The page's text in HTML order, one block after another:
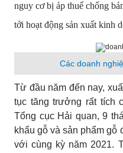
nguy cơ bị áp thuế chống
tới hoạt động sản xuất kinh
Các doanh
Từ đầu năm đến nay,
tục tăng trưởng rất tích
Tổng cục Hải quan, 9
khẩu gỗ và sản phẩm gỗ
với cùng kỳ năm 2021.